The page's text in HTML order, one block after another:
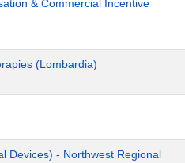
& Commercial Incentive
(Lombardia)
Devices) - Northwest Regional